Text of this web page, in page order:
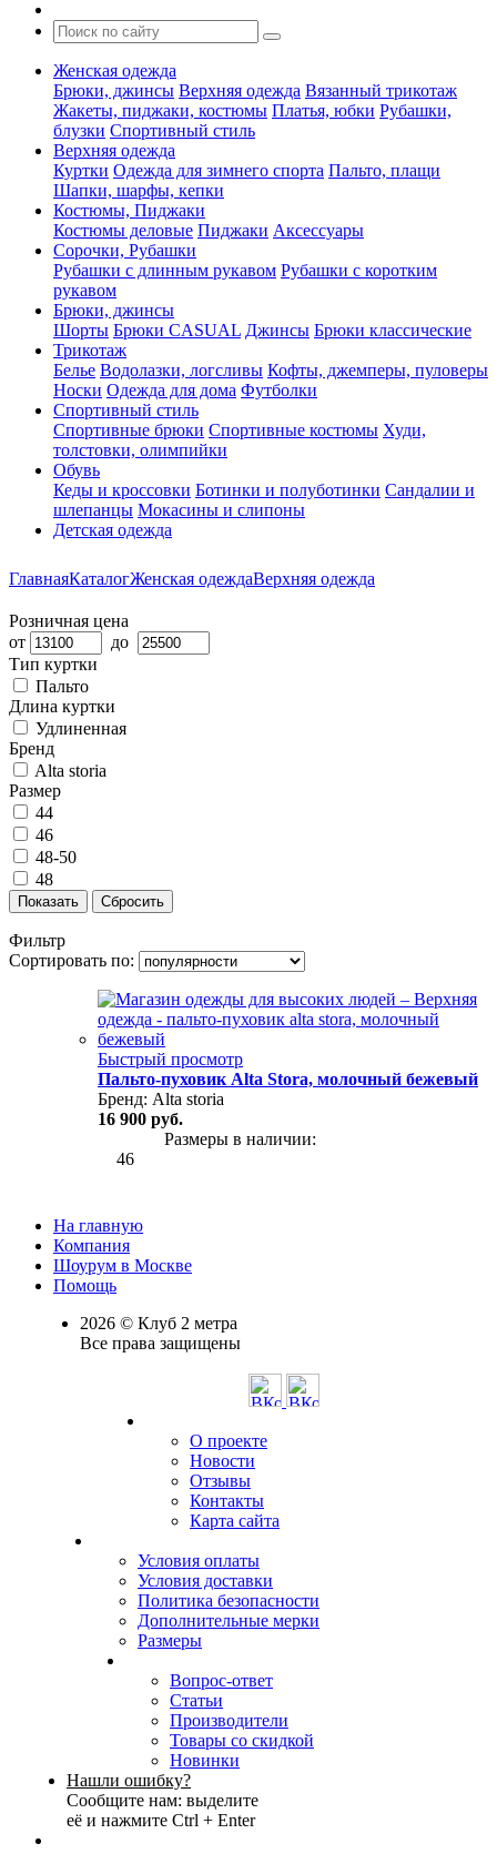
Женская одежда
Брюки, джинсы Верхняя одежда Вязанный трикотаж
Жакеты, пиджаки, костюмы Платья, юбки Рубашки,
блузки Спортивный стиль
Верхняя одежда
Куртки Одежда для зимнего спорта Пальто, плащи
Шапки, шарфы, кепки
Костюмы, Пиджаки
Костюмы деловые Пиджаки Аксессуары
Сорочки, Рубашки
Рубашки с длинным рукавом Рубашки с коротким
рукавом
Брюки, джинсы
Шорты Брюки CASUAL Джинсы Брюки классические
Трикотаж
Белье Водолазки, логсливы Кофты, джемперы, пуловеры
Носки Одежда для дома Футболки
Спортивный стиль
Спортивные брюки Спортивные костюмы Худи,
толстовки, олимпийки
Обувь
Кеды и кроссовки Ботинки и полуботинки Сандалии и
шлепанцы Мокасины и слипоны
Детская одежда
ГлавнаяКаталогЖенская одеждаВерхняя одежда
Розничная цена
от
до
Тип куртки
Пальто
Длина куртки
Удлиненная
Бренд
Alta storia
Размер
44
46
48-50
48
Показать Сбросить
Фильтр
Сортировать по:
Быстрый просмотр
Пальто-пуховик Alta Stora, молочный бежевый
Бренд: Alta storia
16 900 руб.
Размеры в наличии:
46
На главную
Компания
Шоурум в Москве
Помощь
2026 © Клуб 2 метра
Все права защищены
О проекте
Новости
Отзывы
Контакты
Карта сайта
Условия оплаты
Условия доставки
Политика безопасности
Дополнительные мерки
Размеры
Вопрос-ответ
Статьи
Производители
Товары со скидкой
Новинки
Нашли ошибку?
Сообщите нам: выделите
её и нажмите Ctrl + Enter